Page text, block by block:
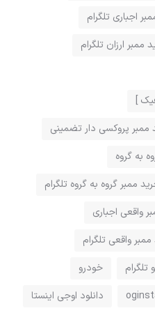
اجباری تلگرام
ممبر ارزان تلگرام
]
ممبر پروکسی دار تضمینی
به گروه
ممبر گروه به گروه تلگرام
واقعی اجباری
واقعی تلگرام
تلگرام
خودرو
دانلود اوجی اینستا